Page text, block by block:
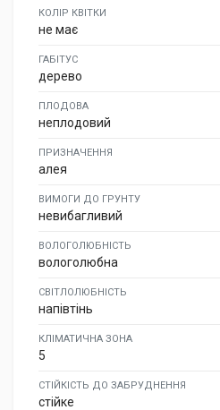
КОЛІР КВІТКИ
не має
ГАБІТУС
дерево
ПЛОДОВА
неплодовий
ПРИЗНАЧЕННЯ
алея
ВИМОГИ ДО ГРУНТУ
невибагливий
ВОЛОГОЛЮБНІСТЬ
вологолюбна
СВІТЛОЛЮБНІСТЬ
напівтінь
КЛІМАТИЧНА ЗОНА
5
СТІЙКІСТЬ ДО ЗАБРУДНЕННЯ
стійке